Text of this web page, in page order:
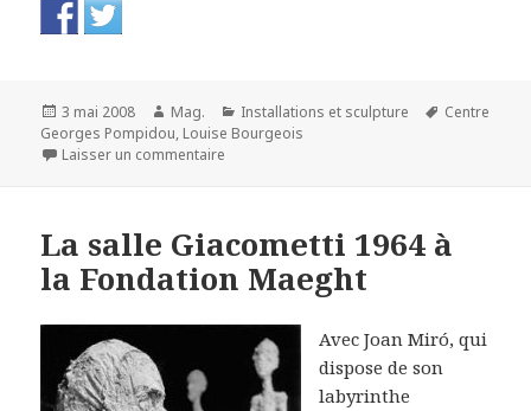
Publié
le
3 mai 2008 Auteur
Mag. Catégories
Installations et sculpture
Mots-
Centre
Georges Pompidou, Louise Bourgeois
Laisser un commentaire
La salle Giacometti 1964 à
la Fondation Maeght
Avec Joan Miró, qui
dispose de son
labyrinthe